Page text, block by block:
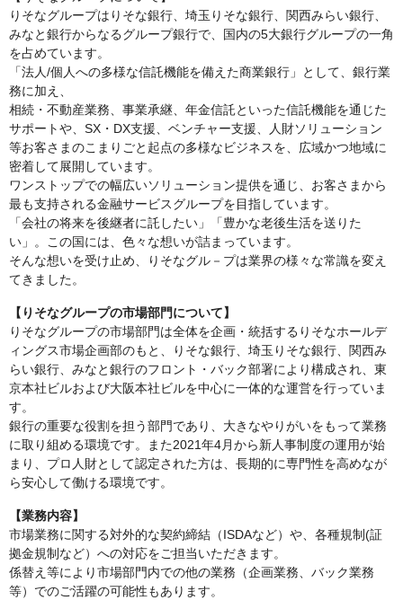
りそなグループはりそな銀行、埼玉りそな銀行、関西みらい銀行、
みなと銀行からなるグループ銀行で、国内の5大銀行グループの一角
を占めています。
「法人/個人への多様な信託機能を備えた商業銀行」として、銀行業
務に加え、
相続・不動産業務、事業承継、年金信託といった信託機能を通じた
サポートや、SX・DX支援、ベンチャー支援、人財ソリューション
等お客さまのこまりごと起点の多様なビジネスを、広域かつ地域に
密着して展開しています。
ワンストップでの幅広いソリューション提供を通じ、お客さまから
最も支持される金融サービスグループを目指しています。
「会社の将来を後継者に託したい」「豊かな老後生活を送りた
い」。この国には、色々な想いが詰まっています。
そんな想いを受け止め、りそなグル－プは業界の様々な常識を変え
てきました。
【りそなグループの市場部門について】
りそなグループの市場部門は全体を企画・統括するりそなホールデ
ィングス市場企画部のもと、りそな銀行、埼玉りそな銀行、関西み
らい銀行、みなと銀行のフロント・バック部署により構成され、東
京本社ビルおよび大阪本社ビルを中心に一体的な運営を行っていま
す。
銀行の重要な役割を担う部門であり、大きなやりがいをもって業務
に取り組める環境です。また2021年4月から新人事制度の運用が始
まり、プロ人財として認定された方は、長期的に専門性を高めなが
ら安心して働ける環境です。
【業務内容】
市場業務に関する対外的な契約締結（ISDAなど）や、各種規制(証
拠金規制など）への対応をご担当いただきます。
係替え等により市場部門内での他の業務（企画業務、バック業務
等）でのご活躍の可能性もあります。